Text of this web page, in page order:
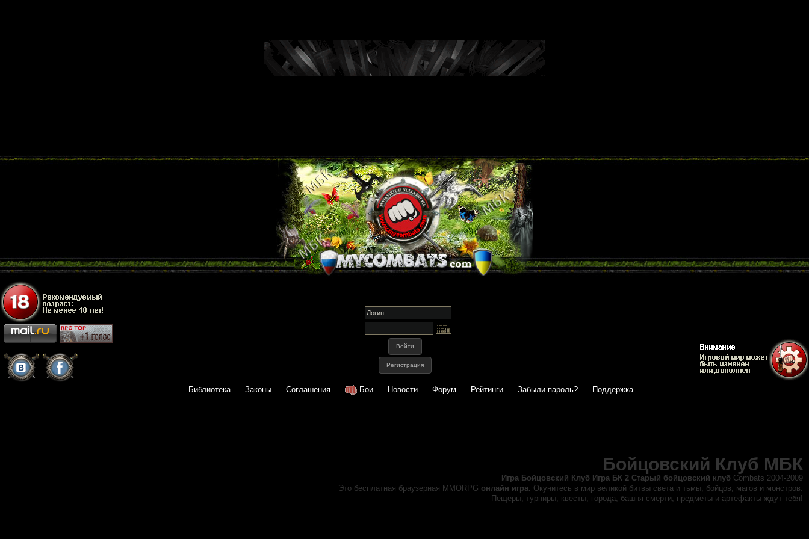
Библиотека Законы Соглашения Бои Новости Форум Рейтинги Забыли пароль? Поддержка
Бойцовский Клуб МБК
Игра Бойцовский Клуб Игра БК 2 Старый бойцовский клуб Combats 2004-2009
Это бесплатная браузерная MMORPG онлайн игра. Окунитесь в мир великой битвы света и тьмы, бойцов, магов и монстров.
Пещеры, турниры, квесты, города, башня смерти, предметы и артефакты ждут тебя!